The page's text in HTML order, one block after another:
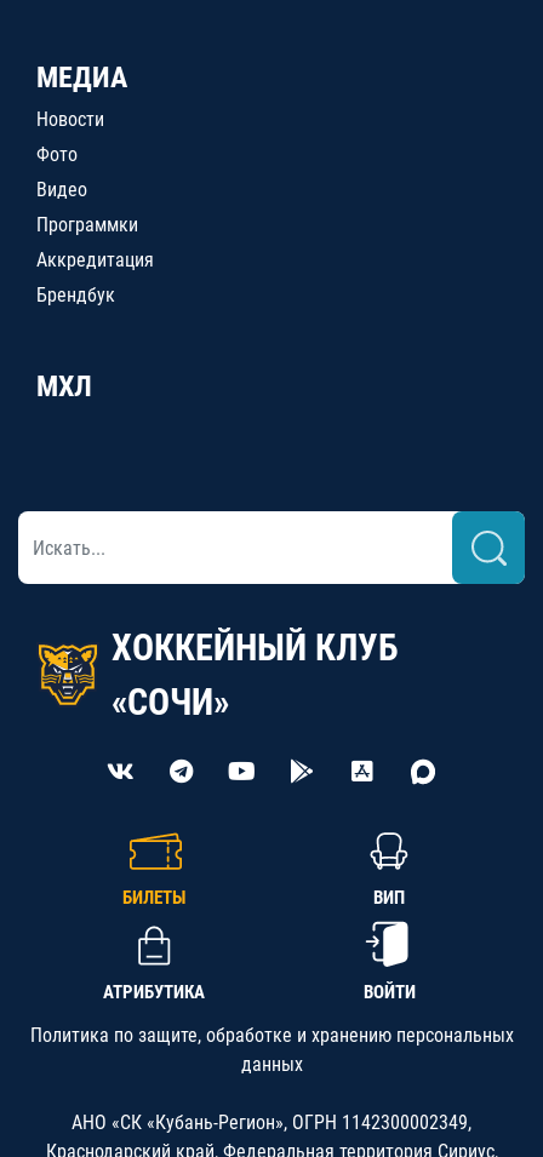
МЕДИА
Новости
Фото
Видео
Программки
Аккредитация
Брендбук
МХЛ
ХОККЕЙНЫЙ КЛУБ
«СОЧИ»
БИЛЕТЫ ВИП
АТРИБУТИКА ВОЙТИ
Политика по защите, обработке и хранению персональных
данных
АНО «СК «Кубань-Регион», ОГРН 1142300002349,
Краснодарский край, Федеральная территория Сириус,